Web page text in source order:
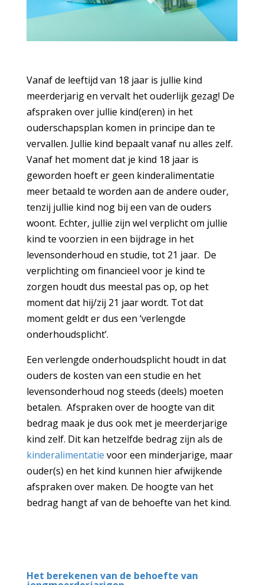
Vanaf de leeftijd van 18 jaar is jullie kind
meerderjarig en vervalt het ouderlijk gezag! De
afspraken over jullie kind(eren) in het
ouderschapsplan komen in principe dan te
vervallen. Jullie kind bepaalt vanaf nu alles zelf.
Vanaf het moment dat je kind 18 jaar is
geworden hoeft er geen kinderalimentatie
meer betaald te worden aan de andere ouder,
tenzij jullie kind nog bij een van de ouders
woont. Echter, jullie zijn wel verplicht om jullie
kind te voorzien in een bijdrage in het
levensonderhoud en studie, tot 21 jaar. De
verplichting om financieel voor je kind te
zorgen houdt dus meestal pas op, op het
moment dat hij/zij 21 jaar wordt. Tot dat
moment geldt er dus een ‘verlengde
onderhoudsplicht’.
Een verlengde onderhoudsplicht houdt in dat
ouders de kosten van een studie en het
levensonderhoud nog steeds (deels) moeten
betalen. Afspraken over de hoogte van dit
bedrag maak je dus ook met je meerderjarige
kind zelf. Dit kan hetzelfde bedrag zijn als de
kinderalimentatie voor een minderjarige, maar
ouder(s) en het kind kunnen hier afwijkende
afspraken over maken. De hoogte van het
bedrag hangt af van de behoefte van het kind.
Het berekenen van de behoefte van